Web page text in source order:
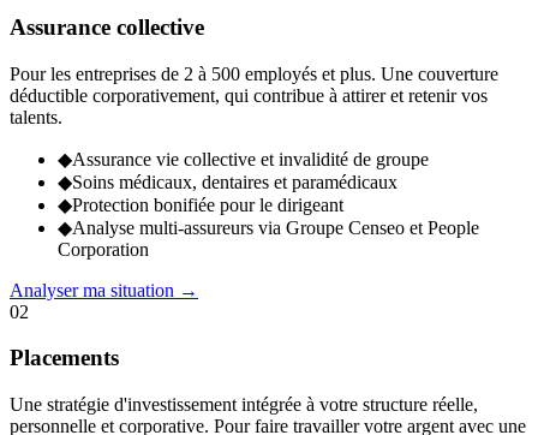
Assurance collective
Pour les entreprises de 2 à 500 employés et plus. Une couverture
déductible corporativement, qui contribue à attirer et retenir vos
talents.
◆Assurance vie collective et invalidité de groupe
◆Soins médicaux, dentaires et paramédicaux
◆Protection bonifiée pour le dirigeant
◆Analyse multi-assureurs via Groupe Censeo et People
Corporation
Analyser ma situation →
02
Placements
Une stratégie d'investissement intégrée à votre structure réelle,
personnelle et corporative. Pour faire travailler votre argent avec une